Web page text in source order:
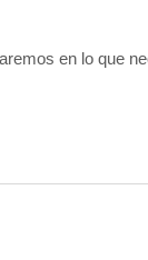
en lo que